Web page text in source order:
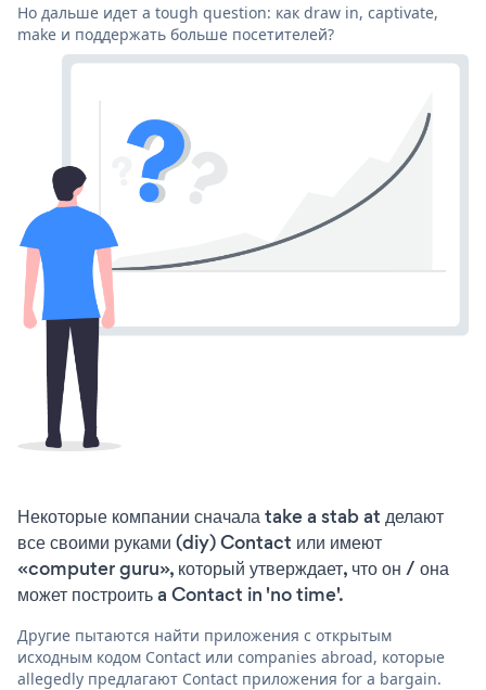
Но дальше идет a tough question: как draw in, captivate,
make и поддержать больше посетителей?
Некоторые компании сначала take a stab at делают
все своими руками (diy) Contact или имеют
«computer guru», который утверждает, что он / она
может построить a Contact in 'no time'.
Другие пытаются найти приложения с открытым
исходным кодом Contact или companies abroad, которые
allegedly предлагают Contact приложения for a bargain.